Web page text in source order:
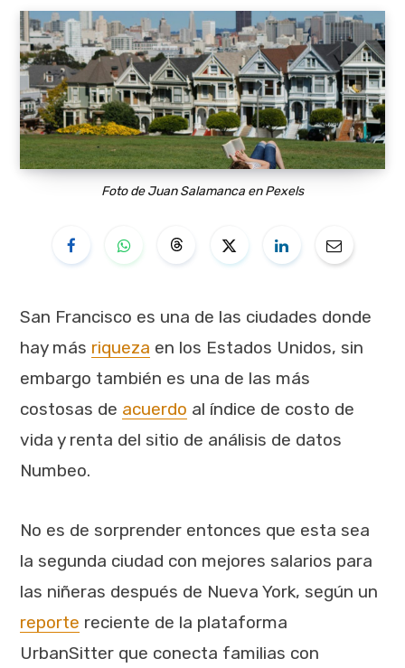
Foto de Juan Salamanca en Pexels
San Francisco es una de las ciudades donde
hay más riqueza en los Estados Unidos, sin
embargo también es una de las más
costosas de acuerdo al índice de costo de
vida y renta del sitio de análisis de datos
Numbeo.
No es de sorprender entonces que esta sea
la segunda ciudad con mejores salarios para
las niñeras después de Nueva York, según un
reporte reciente de la plataforma
UrbanSitter que conecta familias con